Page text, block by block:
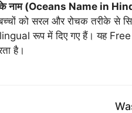
के नाम (Oceans Name in
को सरल और रोचक तरीके से
रूप में दिए गए हैं। यह Free
है।